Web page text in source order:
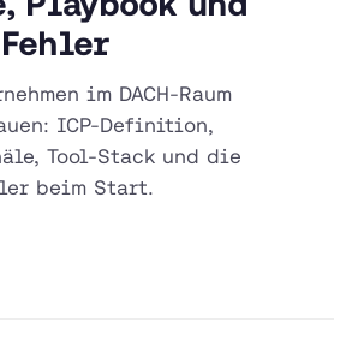
im DACH-Raum
ICP-Definition,
Tool-Stack und die
beim Start.